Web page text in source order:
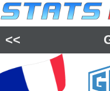
<<